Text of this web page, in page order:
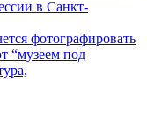
в Санкт-
фотографировать
“музеем под